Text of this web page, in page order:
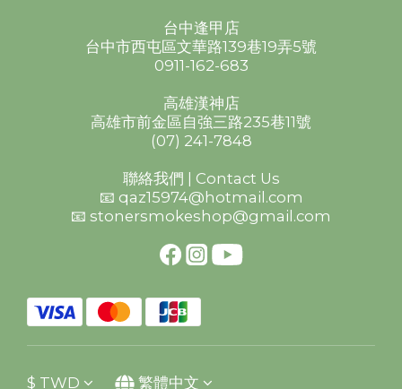
台中逢甲店
台中市西屯區文華路139巷19弄5號
0911-162-683
高雄漢神店
高雄市前金區自強三路235巷11號
(07) 241-7848
聯絡我們 | Contact Us
📧 qaz15974@hotmail.com
📧 stonersmokeshop@gmail.com
$ TWD 繁體中文